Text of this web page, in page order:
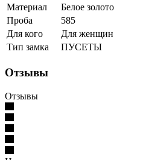
Материал
Белое золото
Проба
585
Для кого
Для женщин
Тип замка
ПУСЕТЫ
Отзывы
Отзывы